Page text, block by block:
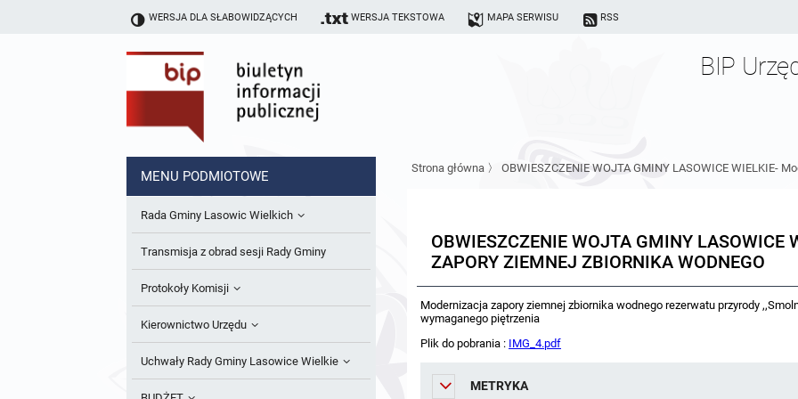
WERSJA DLA SŁABOWIDZĄCYCH WERSJA TEKSTOWA MAPA SERWISU RSS
BIP
MENU PODMIOTOWE
Rada Gminy Lasowic Wielkich
Sesje Rady Gminy
Skład Rady Gminy
Interpelacje i Zapytania Radnych
Komisje Rady Gminy i informacja o
Transmisja z obrad sesji Rady Gminy
Protokoły Komisji
Komisja Budżetu i Finansów
Komisja Oświatowa
Kierownictwo Urzędu
Wójt
Uchwały Rady Gminy Lasowice Wielkie
Strona główna 〉 OBWIESZCZENIE WOJTA GMINY LASOWICE WIELKIE-
OBWIESZCZENIE WOJTA GMINY LASOWICE
ZAPORY ZIEMNEJ ZBIORNIKA WODNEGO
Modernizacja zapory ziemnej zbiornika wodnego rezerwatu przyrody
wymaganego piętrzenia
Plik do pobrania : IMG_4.pdf
METRYKA